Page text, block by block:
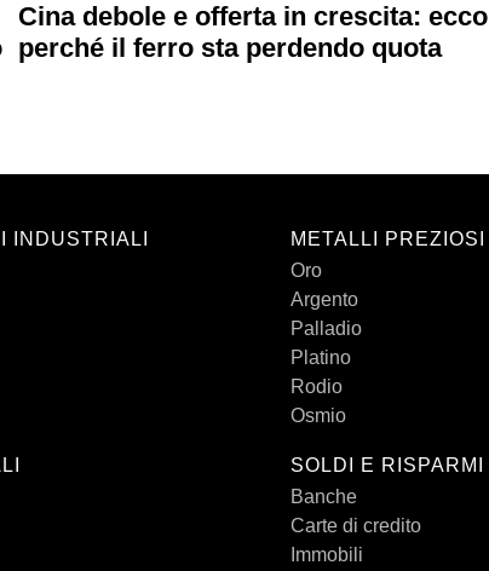
Cina debole e offerta in crescita: ecco
perché il ferro sta perdendo quota
INDUSTRIALI
METALLI PREZIOSI
Oro
Argento
Palladio
Platino
Rodio
Osmio
SOLDI E RISPARMI
Banche
Carte di credito
Immobili